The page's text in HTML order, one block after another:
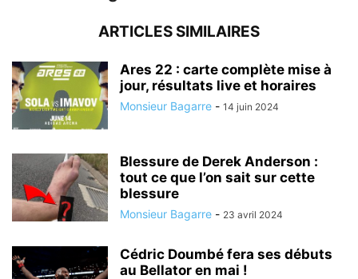
ARTICLES SIMILAIRES
Ares 22 : carte complète mise à
jour, résultats live et horaires
Monsieur Bagarre - 14 juin 2024
Blessure de Derek Anderson :
tout ce que l’on sait sur cette
blessure
Monsieur Bagarre - 23 avril 2024
Cédric Doumbé fera ses débuts
au Bellator en mai !